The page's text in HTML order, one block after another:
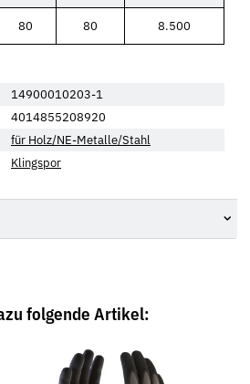
80 80 8.500
14900010203-1
4014855208920
für Holz/NE-Metalle/Stahl
Klingspor
folgende Artikel: